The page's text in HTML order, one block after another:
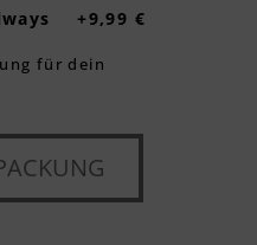
+9,99 €
für dein